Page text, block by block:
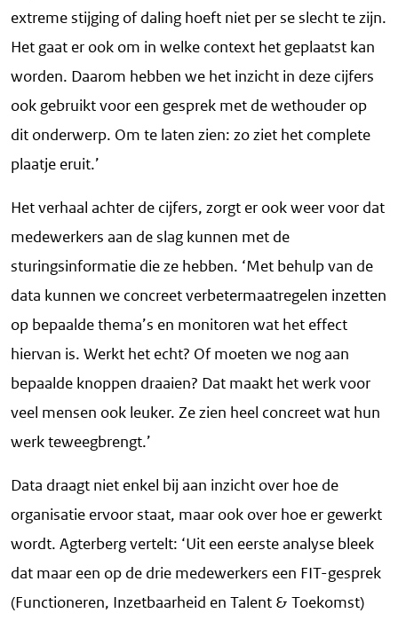
extreme stijging of daling hoeft niet per se slecht te zijn.
Het gaat er ook om in welke context het geplaatst kan
worden. Daarom hebben we het inzicht in deze cijfers
ook gebruikt voor een gesprek met de wethouder op
dit onderwerp. Om te laten zien: zo ziet het complete
plaatje eruit.’
Het verhaal achter de cijfers, zorgt er ook weer voor dat
medewerkers aan de slag kunnen met de
sturingsinformatie die ze hebben. ‘Met behulp van de
data kunnen we concreet verbetermaatregelen inzetten
op bepaalde thema’s en monitoren wat het effect
hiervan is. Werkt het echt? Of moeten we nog aan
bepaalde knoppen draaien? Dat maakt het werk voor
veel mensen ook leuker. Ze zien heel concreet wat hun
werk teweegbrengt.’
Data draagt niet enkel bij aan inzicht over hoe de
organisatie ervoor staat, maar ook over hoe er gewerkt
wordt. Agterberg vertelt: ‘Uit een eerste analyse bleek
dat maar een op de drie medewerkers een FIT-gesprek
(Functioneren, Inzetbaarheid en Talent & Toekomst)